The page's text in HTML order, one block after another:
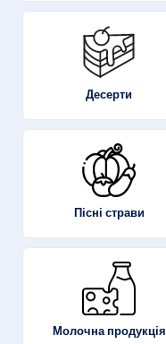
Десерти
Пісні страви
Молочна продукція